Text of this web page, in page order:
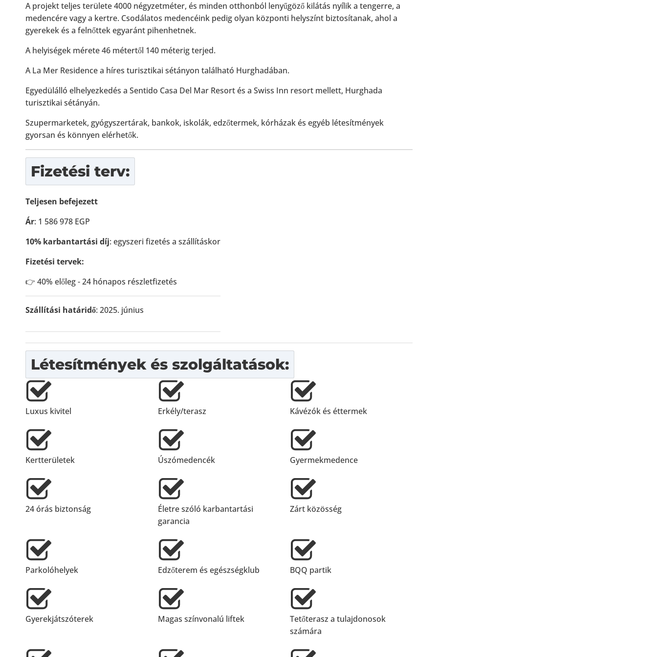
A projekt teljes területe 4000 négyzetméter, és minden otthonból lenyűgöző kilátás nyílik a tengerre, a
medencére vagy a kertre. Csodálatos medencéink pedig olyan központi helyszínt biztosítanak, ahol a
gyerekek és a felnőttek egyaránt pihenhetnek.
A helyiségek mérete 46 métertől 140 méterig terjed.
A La Mer Residence a híres turisztikai sétányon található Hurghadában.
Egyedülálló elhelyezkedés a Sentido Casa Del Mar Resort és a Swiss Inn resort mellett, Hurghada
turisztikai sétányán.
Szupermarketek, gyógyszertárak, bankok, iskolák, edzőtermek, kórházak és egyéb létesítmények
gyorsan és könnyen elérhetők.
Fizetési terv:
Teljesen befejezett
Ár: 1 586 978 EGP
10% karbantartási díj: egyszeri fizetés a szállításkor
Fizetési tervek:
👉 40% előleg - 24 hónapos részletfizetés
Szállítási határidő: 2025. június
Létesítmények és szolgáltatások:
Luxus kivitel Erkély/terasz Kávézók és éttermek
Kertterületek Úszómedencék Gyermekmedence
24 órás biztonság
Életre szóló karbantartási
garancia
Zárt közösség
Parkolóhelyek Edzőterem és egészségklub BQQ partik
Gyerekjátszóterek Magas színvonalú liftek
Tetőterasz a tulajdonosok
számára